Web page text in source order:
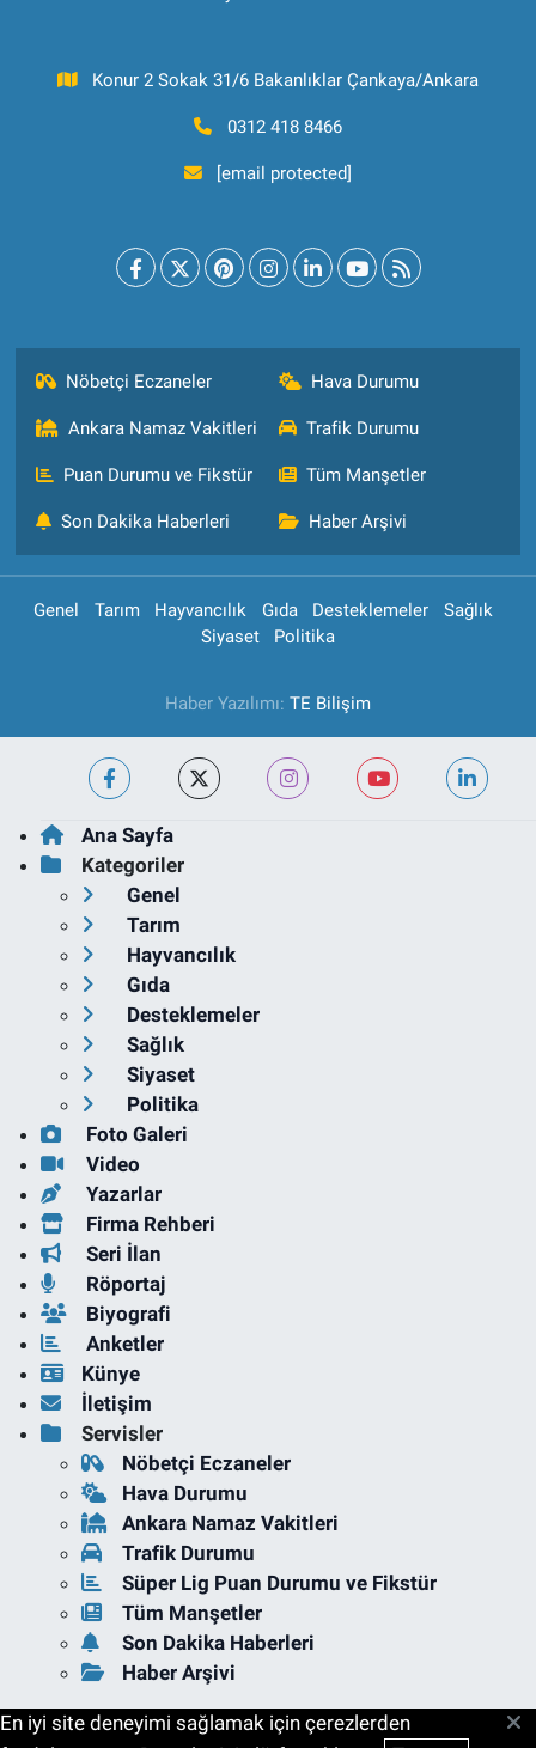
Konur 2 Sokak 31/6 Bakanlıklar Çankaya/Ankara
0312 418 8466
[email protected]
Nöbetçi Eczaneler Hava Durumu
Ankara Namaz Vakitleri Trafik Durumu
Puan Durumu ve Fikstür Tüm Manşetler
Son Dakika Haberleri Haber Arşivi
Genel Tarım Hayvancılık Gıda Desteklemeler
Sağlık
Siyaset
Politika
Haber Yazılımı: TE Bilişim
Ana Sayfa
Kategoriler
Genel
Tarım
Hayvancılık
Gıda
Desteklemeler
Sağlık
Siyaset
Politika
Foto Galeri
Video
Yazarlar
Firma Rehberi
Seri İlan
Röportaj
Biyografi
Anketler
Künye
İletişim
Servisler
Nöbetçi Eczaneler
Hava Durumu
Ankara Namaz Vakitleri
Trafik Durumu
Süper Lig Puan Durumu ve Fikstür
Tüm Manşetler
Son Dakika Haberleri
Haber Arşivi
En iyi site deneyimi sağlamak için çerezlerden